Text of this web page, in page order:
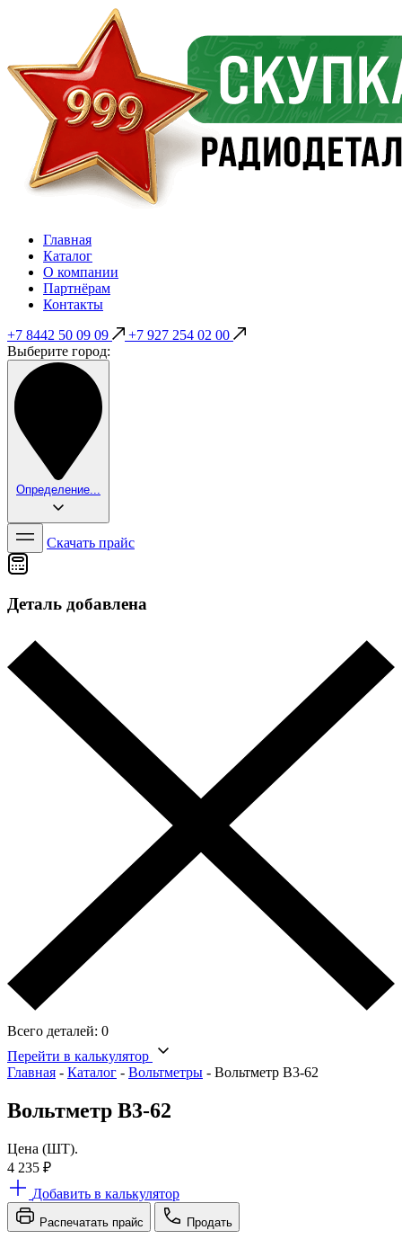
Главная
Каталог
О компании
Партнёрам
Контакты
+7 8442 50 09 09
+7 927 254 02 00
Выберите город:
Определение...
Скачать прайс
Деталь добавлена
Всего деталей: 0
Перейти в калькулятор
Главная - Каталог - Вольтметры - Вольтметр В3-62
Вольтметр В3-62
Цена (ШТ).
4 235 ₽
Добавить в калькулятор
Распечатать прайс Продать